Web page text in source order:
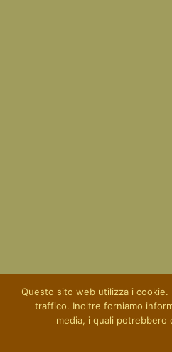
Questo sito web utilizza i
traffico. Inoltre forniamo
media, i quali